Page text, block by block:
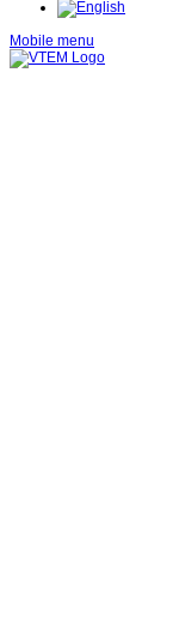
Mobile menu